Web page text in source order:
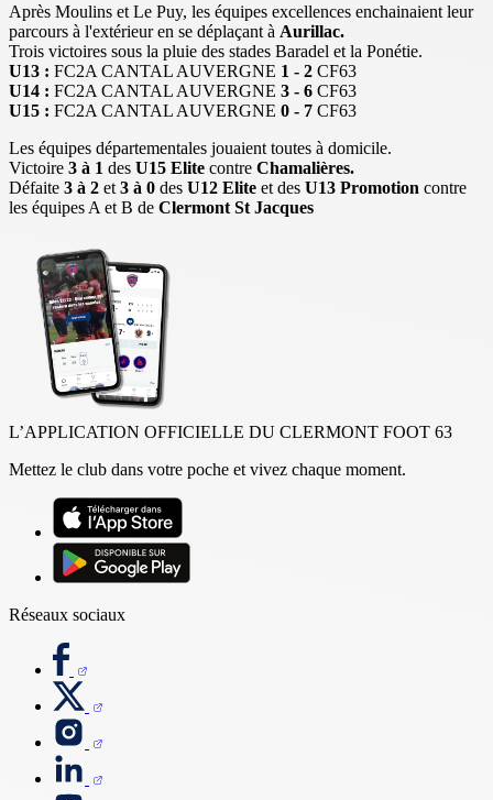
Après Moulins et Le Puy, les équipes excellences enchainaient leur
parcours à l'extérieur en se déplaçant à Aurillac.
Trois victoires sous la pluie des stades Baradel et la Ponétie.
U13 : FC2A CANTAL AUVERGNE 1 - 2 CF63
U14 : FC2A CANTAL AUVERGNE 3 - 6 CF63
U15 : FC2A CANTAL AUVERGNE 0 - 7 CF63
Les équipes départementales jouaient toutes à domicile.
Victoire 3 à 1 des U15 Elite contre Chamalières.
Défaite 3 à 2 et 3 à 0 des U12 Elite et des U13 Promotion contre
les équipes A et B de Clermont St Jacques
L’APPLICATION OFFICIELLE DU CLERMONT FOOT 63
Mettez le club dans votre poche et vivez chaque moment.
Réseaux sociaux